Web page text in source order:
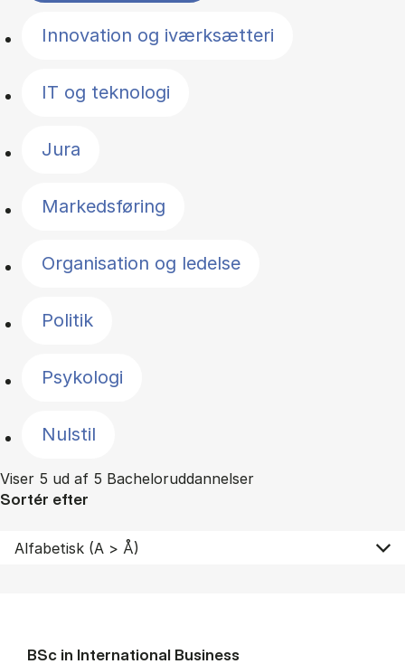
Innovation og iværksætteri
IT og teknologi
Jura
Markedsføring
Organisation og ledelse
Politik
Psykologi
Nulstil
Viser 5 ud af 5 Bacheloruddannelser
Sortér efter
BSc in In­ter­na­tion­al Busi­ness